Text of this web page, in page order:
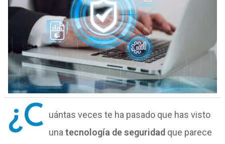
¿C uántas veces te ha pasado que has visto
una tecnología de seguridad que parece